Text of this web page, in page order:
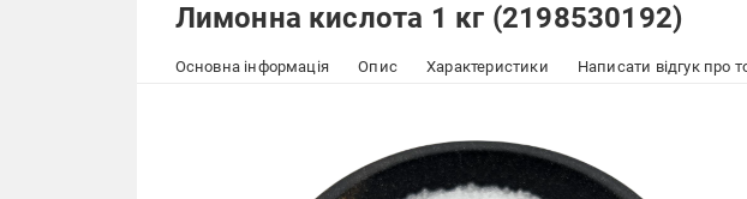
Лимонна кислота 1 кг (2198530192)
Основна інформація Опис Характеристики Написати відгук про